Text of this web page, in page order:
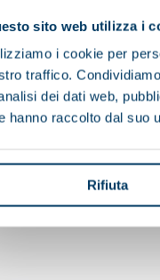
sito web utilizza i
i cookie per
traffico.
dei dati web,
hanno raccolto dal suo
Rifiuta